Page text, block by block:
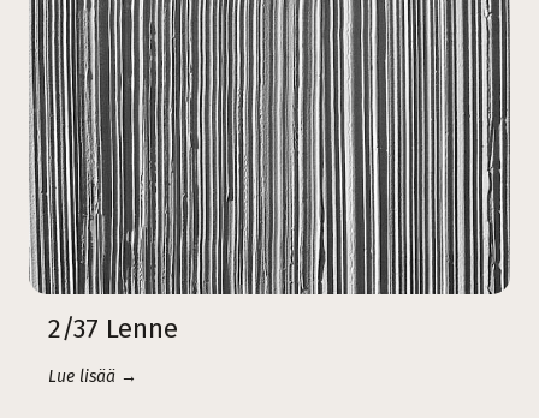
2/37 Lenne
Lue lisää →